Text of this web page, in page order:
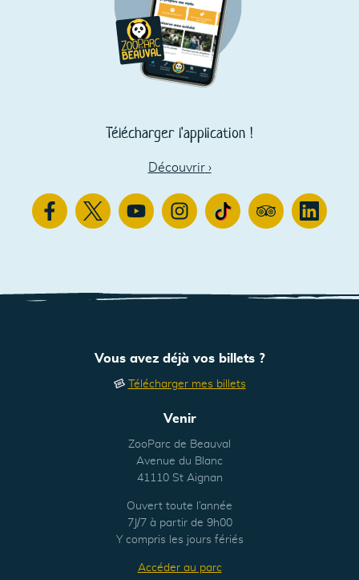
Télécharger l'application !
Découvrir›
FacebookTwitterYoutubeInstagram
TikTok TripAdvisorLinkedin
Venir
ZooParc de Beauval
Avenue du Blanc
41110 St Aignan
Ouvert toute l’année
7J/7 à partir de 9h00
Y compris les jours fériés
Accéder au parc
Vous avez déjà vos billets ?
Télécharger mes billets